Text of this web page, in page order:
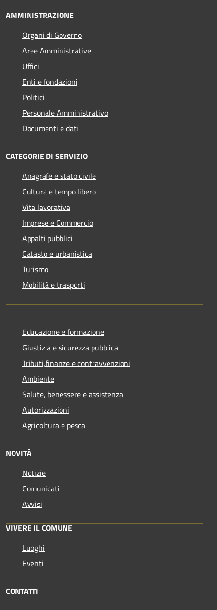
AMMINISTRAZIONE
Organi di Governo
Aree Amministrative
Uffici
Enti e fondazioni
Politici
Personale Amministrativo
Documenti e dati
CATEGORIE DI SERVIZIO
Anagrafe e stato civile
Cultura e tempo libero
Vita lavorativa
Imprese e Commercio
Appalti pubblici
Catasto e urbanistica
Turismo
Mobilità e trasporti
Educazione e formazione
Giustizia e sicurezza pubblica
Tributi,finanze e contravvenzioni
Ambiente
Salute, benessere e assistenza
Autorizzazioni
Agricoltura e pesca
NOVITÀ
Notizie
Comunicati
Avvisi
VIVERE IL COMUNE
Luoghi
Eventi
CONTATTI